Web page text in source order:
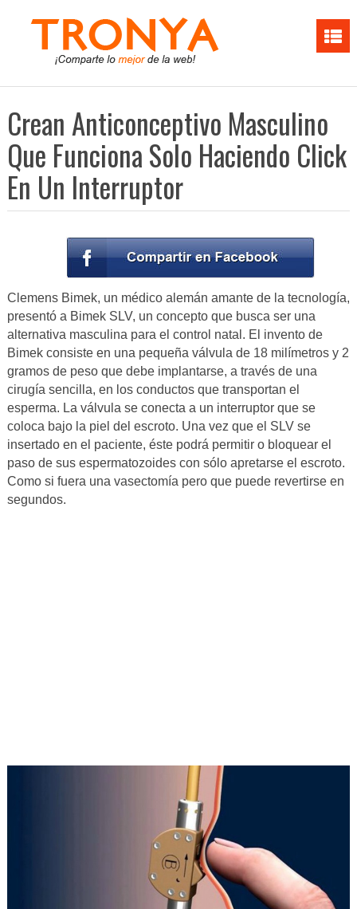
Crean Anticonceptivo Masculino
Que Funciona Solo Haciendo Click
En Un Interruptor
Clemens Bimek, un médico alemán amante de la tecnología,
presentó a Bimek SLV, un concepto que busca ser una
alternativa masculina para el control natal. El invento de
Bimek consiste en una pequeña válvula de 18 milímetros y 2
gramos de peso que debe implantarse, a través de una
cirugía sencilla, en los conductos que transportan el
esperma. La válvula se conecta a un interruptor que se
coloca bajo la piel del escroto. Una vez que el SLV se
insertado en el paciente, éste podrá permitir o bloquear el
paso de sus espermatozoides con sólo apretarse el escroto.
Como si fuera una vasectomía pero que puede revertirse en
segundos.